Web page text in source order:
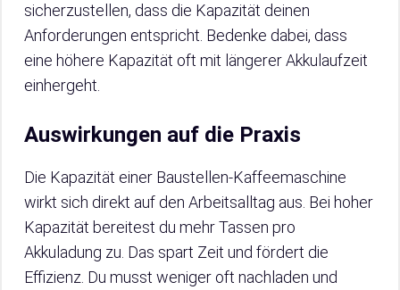
sicherzustellen, dass die Kapazität deinen
Anforderungen entspricht. Bedenke dabei, dass
eine höhere Kapazität oft mit längerer Akkulaufzeit
einhergeht.
Auswirkungen auf die Praxis
Die Kapazität einer Baustellen-Kaffeemaschine
wirkt sich direkt auf den Arbeitsalltag aus. Bei hoher
Kapazität bereitest du mehr Tassen pro
Akkuladung zu. Das spart Zeit und fördert die
Effizienz. Du musst weniger oft nachladen und